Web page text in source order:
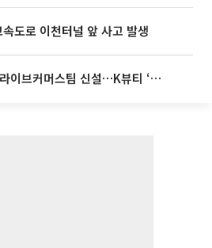
도로 이천터널 앞 사고 발생
스팀 신설…K뷰티 ‘글로벌 판매망’ 확대[K뷰티 라방戰]